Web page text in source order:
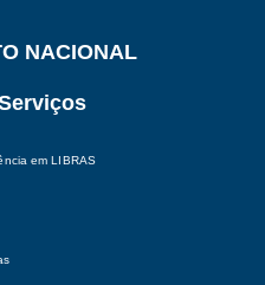
NACIONAL
em LIBRAS